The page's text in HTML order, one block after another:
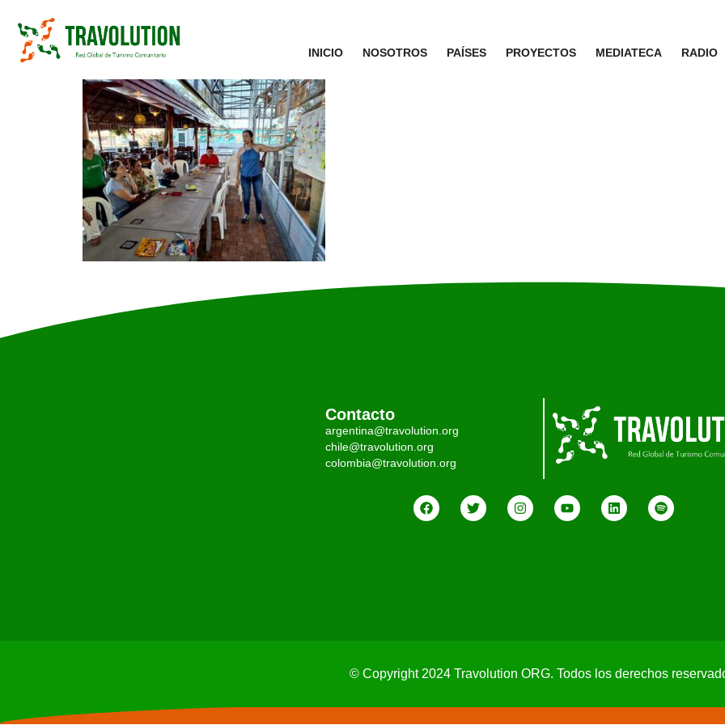
INICIO NOSOTROS PAÍSES PROYECTOS MEDIATECA RADIO
Contacto
argentina@travolution.org
chile@travolution.org
colombia@travolution.org
© Copyright 2024 Travolution ORG. Todos los derechos